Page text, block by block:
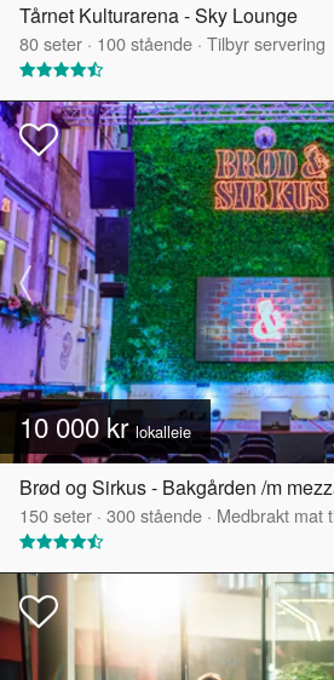
Tårnet Kulturarena - Sky Lounge
80seter · 100stående · Tilbyr servering
10 000 kr lokalleie
Brød og Sirkus - Bakgården /m
150seter · 300stående · Medbrakt mat